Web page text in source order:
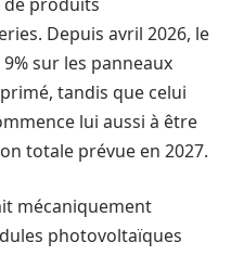
Depuis avril 2026, le
sur les panneaux
tandis que celui
lui aussi à être
totale prévue en 2027.
mécaniquement
photovoltaïques